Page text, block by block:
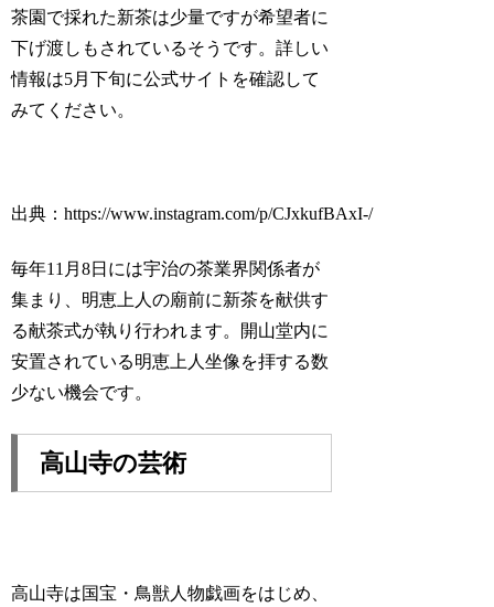
茶園で採れた新茶は少量ですが希望者に
下げ渡しもされているそうです。詳しい
情報は5月下旬に公式サイトを確認して
みてください。
出典：https://www.instagram.com/p/CJxkufBAxI-/
毎年11月8日には宇治の茶業界関係者が
集まり、明恵上人の廟前に新茶を献供す
る献茶式が執り行われます。開山堂内に
安置されている明恵上人坐像を拝する数
少ない機会です。
高山寺の芸術
高山寺は国宝・鳥獣人物戯画をはじめ、